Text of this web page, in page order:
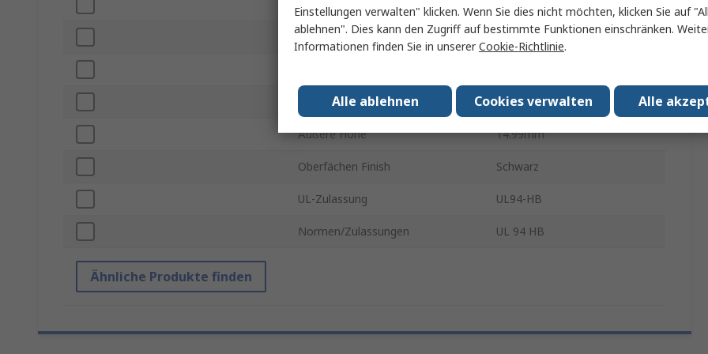
Äußere Breite 20.07mm
Länge Außen 24.89mm
Schwarz
Äußere Höhe 14.99mm
Oberfächen Finish Schwarz
UL-Zulassung UL94-HB
Normen/Zulassungen UL 94 HB
Ähnliche Produkte finden
Einstellungen verwalten" klicken. Wenn Sie dies nicht möchten, klicken Sie auf
ablehnen". Dies kann den Zugriff auf bestimmte Funktionen einschränken.
Informationen finden Sie in unsererCookie-Richtlinie.
Alle
Cookies verwalten
Alle ablehnen